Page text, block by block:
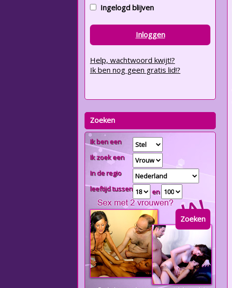
Ingelogd blijven
Inloggen
Help, wachtwoord kwijt!?
Ik ben nog geen gratis lid!?
Zoeken
Ik ben een
Ik zoek een
In de regio
leeftijd tussen
en
Zoeken